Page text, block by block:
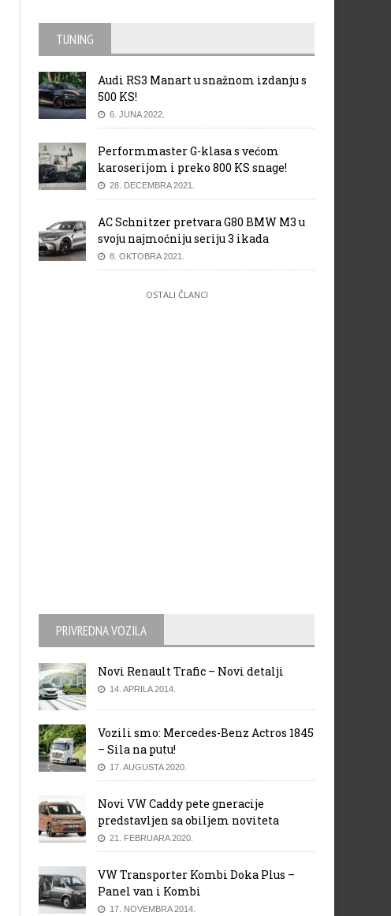
TUNING
Audi RS3 Manart u snažnom izdanju s
500 KS!
6. JUNA 2022.
Performmaster G-klasa s većom
karoserijom i preko 800 KS snage!
28. DECEMBRA 2021.
AC Schnitzer pretvara G80 BMW M3 u
svoju najmoćniju seriju 3 ikada
8. OKTOBRA 2021.
OSTALI ČLANCI
PRIVREDNA VOZILA
Novi Renault Trafic – Novi detalji
14. APRILA 2014.
Vozili smo: Mercedes-Benz Actros 1845
– Sila na putu!
17. AUGUSTA 2020.
Novi VW Caddy pete gneracije
predstavljen sa obiljem noviteta
21. FEBRUARA 2020.
VW Transporter Kombi Doka Plus –
Panel van i Kombi
17. NOVEMBRA 2014.